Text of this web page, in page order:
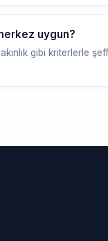
uygun?
gibi kriterlerle